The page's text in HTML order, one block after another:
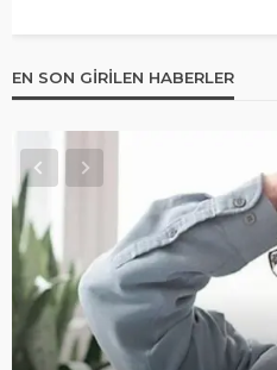
EN SON GIRILEN HABERLER